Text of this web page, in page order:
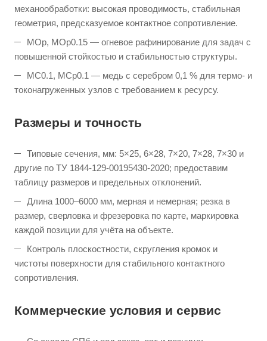
механообработки: высокая проводимость, стабильная
геометрия, предсказуемое контактное сопротивление.
МОр, МОр0.15 — огневое рафинирование для задач с
повышенной стойкостью и стабильностью структуры.
МС0.1, МСр0.1 — медь с серебром 0,1 % для термо- и
токонагруженных узлов с требованием к ресурсу.
Размеры и точность
Типовые сечения, мм: 5×25, 6×28, 7×20, 7×28, 7×30 и
другие по ТУ 1844-129-00195430-2020; предоставим
таблицу размеров и предельных отклонений.
Длина 1000–6000 мм, мерная и немерная; резка в
размер, сверловка и фрезеровка по карте, маркировка
каждой позиции для учёта на объекте.
Контроль плоскостности, скругления кромок и
чистоты поверхности для стабильного контактного
сопротивления.
Коммерческие условия и сервис